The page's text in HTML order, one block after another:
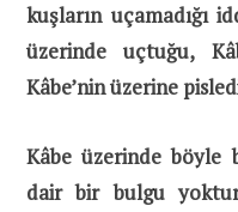
kuşların uçamadığı
üzerinde uçtuğu,
Kâbe’nin üzerine
Kâbe üzerinde böyle
dair bir bulgu